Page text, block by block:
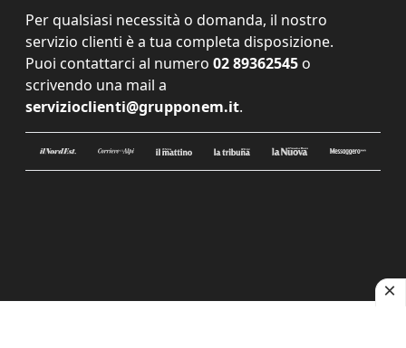
Per qualsiasi necessità o domanda, il nostro
servizio clienti è a tua completa disposizione.
Puoi contattarci al numero 02 89362545 o
scrivendo una mail a
servizioclienti@grupponem.it.